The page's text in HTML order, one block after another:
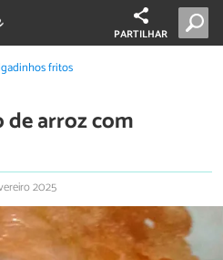
PARTILHAR
fritos
de arroz com
2025